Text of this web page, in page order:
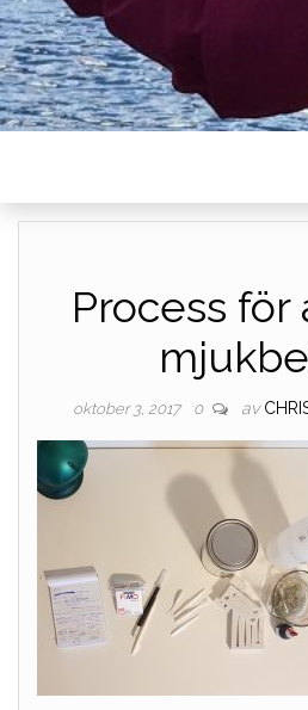
Process
oktober 3, 2017 0 av